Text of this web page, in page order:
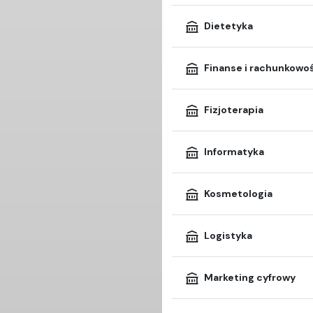
Dietetyka
Finanse i
Fizjoterapia
Informatyka
Kosmetologia
Logistyka
Marketing cyfrowy